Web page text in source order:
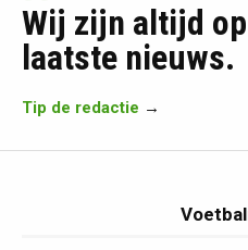
Wij zijn altijd
laatste nieuws.
Tip de redactie →